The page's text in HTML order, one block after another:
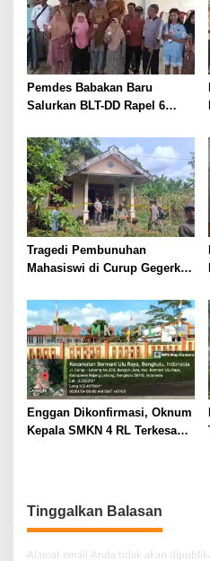
Pemdes Babakan Baru
Salurkan BLT-DD Rapel 6
Tragedi Pembunuhan
Mahasiswi di Curup Gegerkan
Enggan Dikonfirmasi, Oknum
Kepala SMKN 4 RL Terkesan
Tinggalkan Balasan
Alamat email Anda tidak akan